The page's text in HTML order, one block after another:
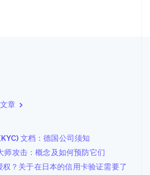
章
文档：德国公司须知
师攻击：概念及如何预防它们
权？关于在日本的信用卡验证需要了
English